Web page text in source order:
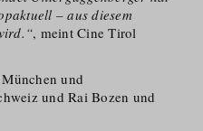
– aus diesem
, meint Cine Tirol
und
und Rai Bozen und